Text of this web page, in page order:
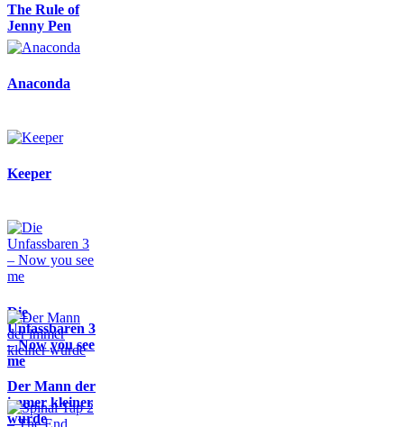
The Rule of
Jenny Pen
Anaconda
Keeper
Die
Unfassbaren 3
– Now you see
me
Der Mann der
immer kleiner
wurde